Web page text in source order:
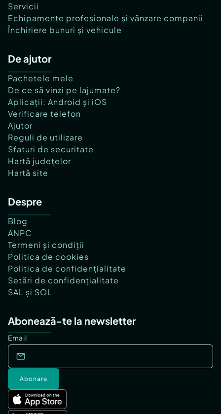
Servicii
Echipamente profesionale și vânzare companii
Închiriere bunuri și vehicule
De ajutor
Pachetele mele
De ce să vinzi pe lajumate?
Aplicații: Android și iOS
Verificare telefon
Ajutor
Reguli de utilizare
Sfaturi de securitate
Hartă județelor
Hartă site
Despre
Blog
ANPC
Termeni și condiții
Politica de cookies
Politica de confidențialitate
Setări de confidențialitate
SAL și SOL
Abonează-te la newsletter
Email
Abonare